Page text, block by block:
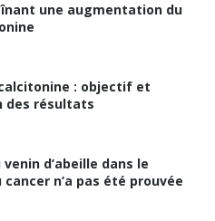
une augmentation du
: objectif et
des résultats
d’abeille dans le
n’a pas été prouvée